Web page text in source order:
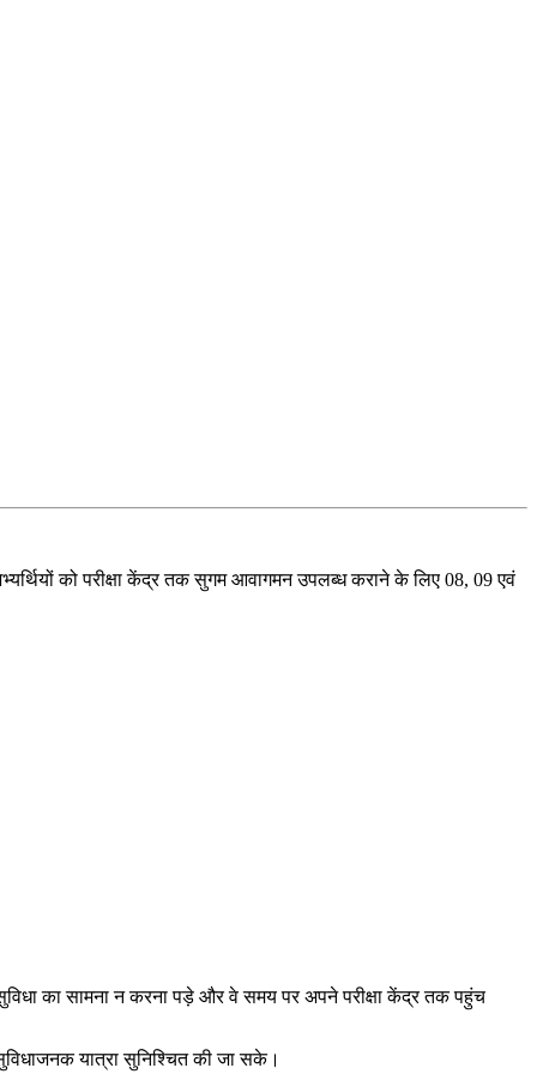
को परीक्षा केंद्र तक सुगम आवागमन उपलब्ध कराने के लिए 08, 09 एवं
का सामना न करना पड़े और वे समय पर अपने परीक्षा केंद्र तक पहुंच
यात्रा सुनिश्चित की जा सके।